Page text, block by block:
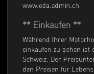
www.eda.admin.ch
** Einkaufen **
Während Ihrer
einkaufen zu gehen
Schweiz. Der
den Preisen für